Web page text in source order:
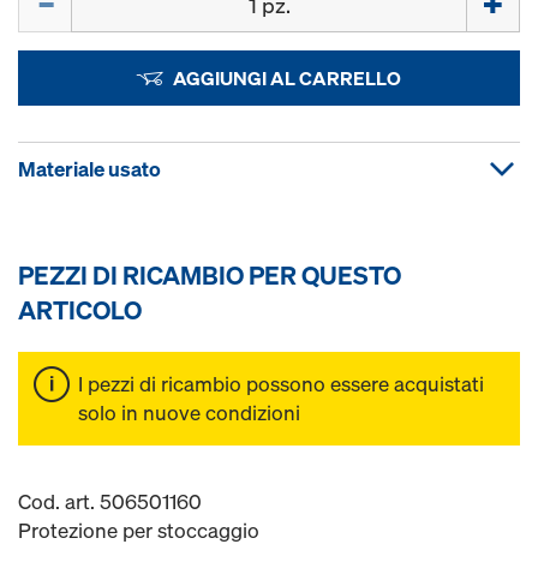
AGGIUNGI AL CARRELLO
Materiale usato
PEZZI DI RICAMBIO PER QUESTO
ARTICOLO
I pezzi di ricambio possono essere acquistati
solo in nuove condizioni
Cod. art. 506501160
Protezione per stoccaggio